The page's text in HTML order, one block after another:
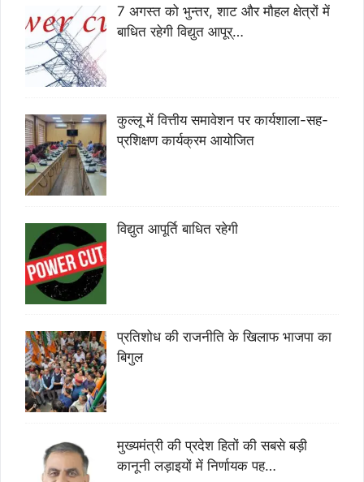
7 अगस्त को भुन्तर, शाट और मौहल क्षेत्रों में
बाधित रहेगी विद्युत आपूर्…
कुल्लू में वित्तीय समावेशन पर कार्यशाला-सह-
प्रशिक्षण कार्यक्रम आयोजित
विद्युत आपूर्ति बाधित रहेगी
प्रतिशोध की राजनीति के खिलाफ भाजपा का
बिगुल
मुख्यमंत्री की प्रदेश हितों की सबसे बड़ी
कानूनी लड़ाइयों में निर्णायक पह…